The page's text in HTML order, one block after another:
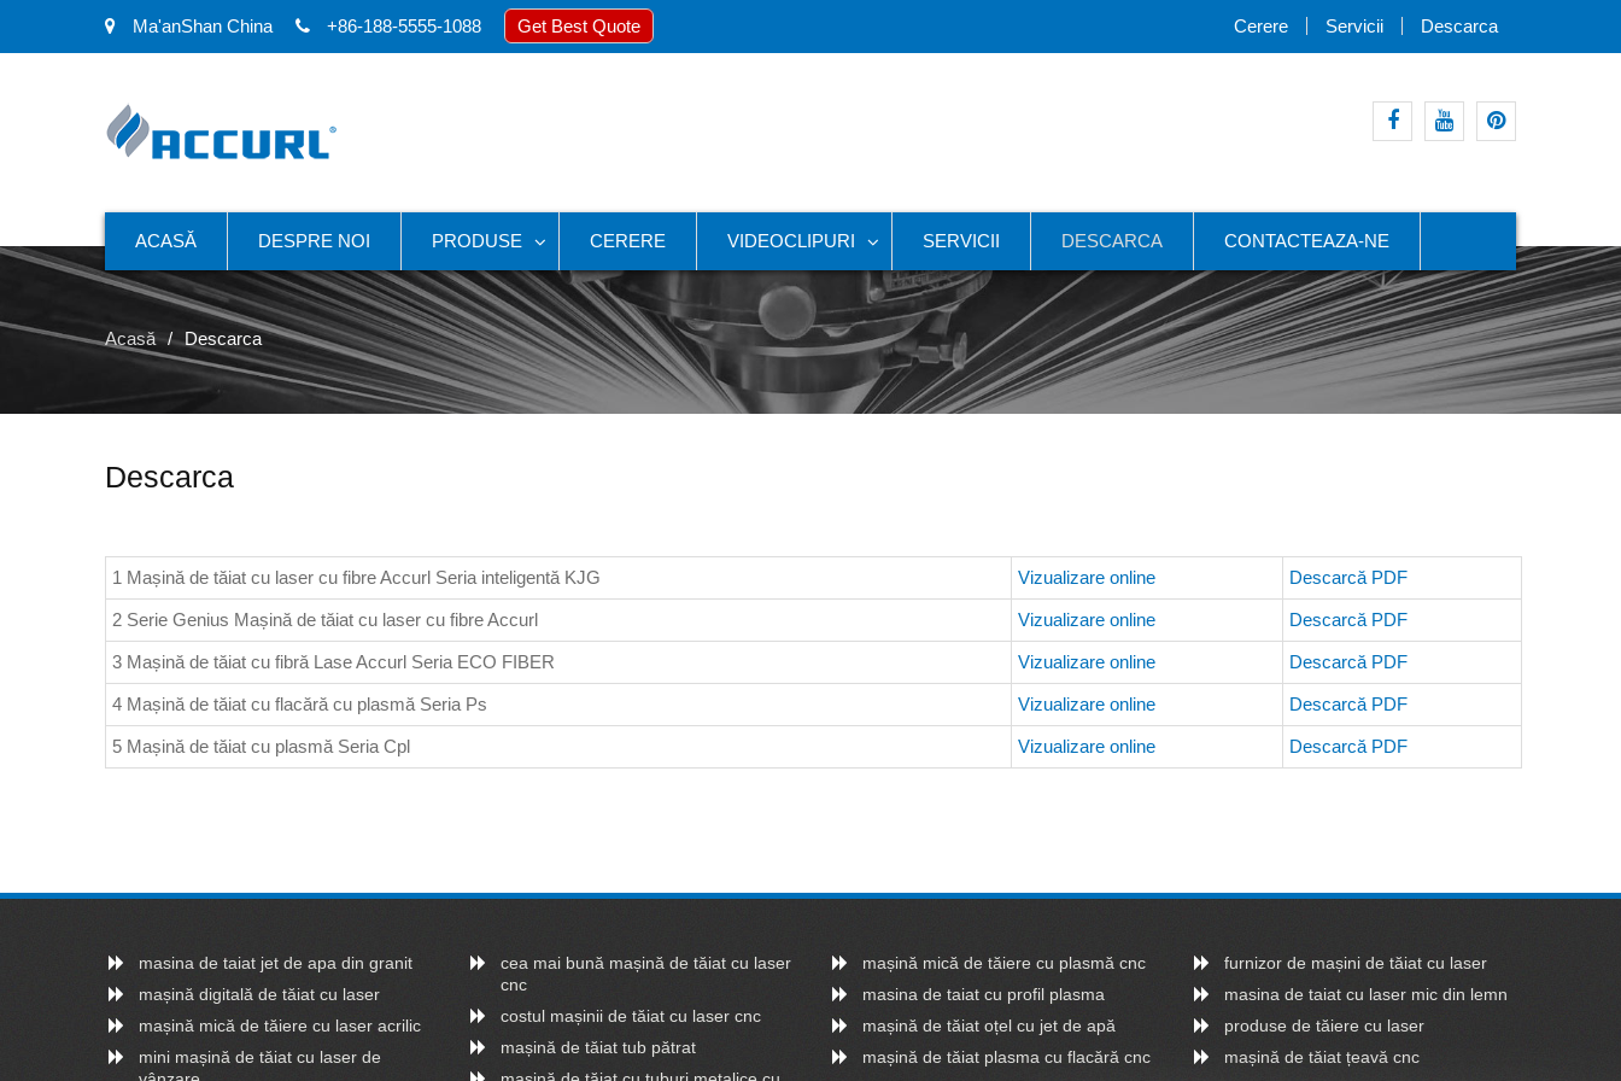
Ma'anShan China +86-188-5555-1088 Get Best Quote Cerere Servicii Descarca
ACASĂ DESPRE NOI PRODUSE CERERE VIDEOCLIPURI SERVICII DESCARCA CONTACTEAZA-NE
Acasă Descarca
Descarca
1 Mașină de tăiat cu laser cu fibre Accurl Seria inteligentă KJG Vizualizare online Descarcă PDF
2 Serie Genius Mașină de tăiat cu laser cu fibre Accurl Vizualizare online Descarcă PDF
3 Mașină de tăiat cu fibră Lase Accurl Seria ECO FIBER Vizualizare online Descarcă PDF
4 Mașină de tăiat cu flacără cu plasmă Seria Ps Vizualizare online Descarcă PDF
5 Mașină de tăiat cu plasmă Seria Cpl Vizualizare online Descarcă PDF
masina de taiat jet de apa din granit
mașină digitală de tăiat cu laser
mașină mică de tăiere cu laser acrilic
mini mașină de tăiat cu laser de
cea mai bună mașină de tăiat cu laser
cnc
costul mașinii de tăiat cu laser cnc
mașină de tăiat tub pătrat
mașină mică de tăiere cu plasmă cnc
masina de taiat cu profil plasma
mașină de tăiat oțel cu jet de apă
mașină de tăiat plasma cu flacără cnc
furnizor de mașini de tăiat cu laser
masina de taiat cu laser mic din lemn
produse de tăiere cu laser
mașină de tăiat țeavă cnc